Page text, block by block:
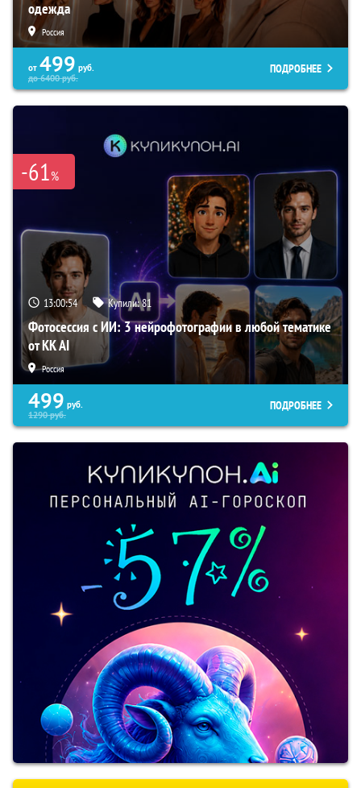
одежда
Россия
от 499 руб.
до6400руб.
ПОДРОБНЕЕ
-61%
13:00:53 Купили:81
Фотосессия с ИИ: 3 нейрофотографии в любой тематике
от KK AI
Россия
499 руб.
1290руб.
ПОДРОБНЕЕ